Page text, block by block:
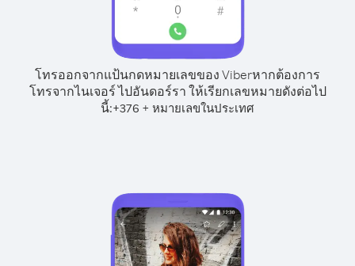
โทรออกจากแป้นกดหมายเลขของ Viberหากต้องการ
โทรจากไนเจอร์ ไปอันดอร์รา ให้เรียกเลขหมายดังต่อไป
นี้:+376 + หมายเลขในประเทศ